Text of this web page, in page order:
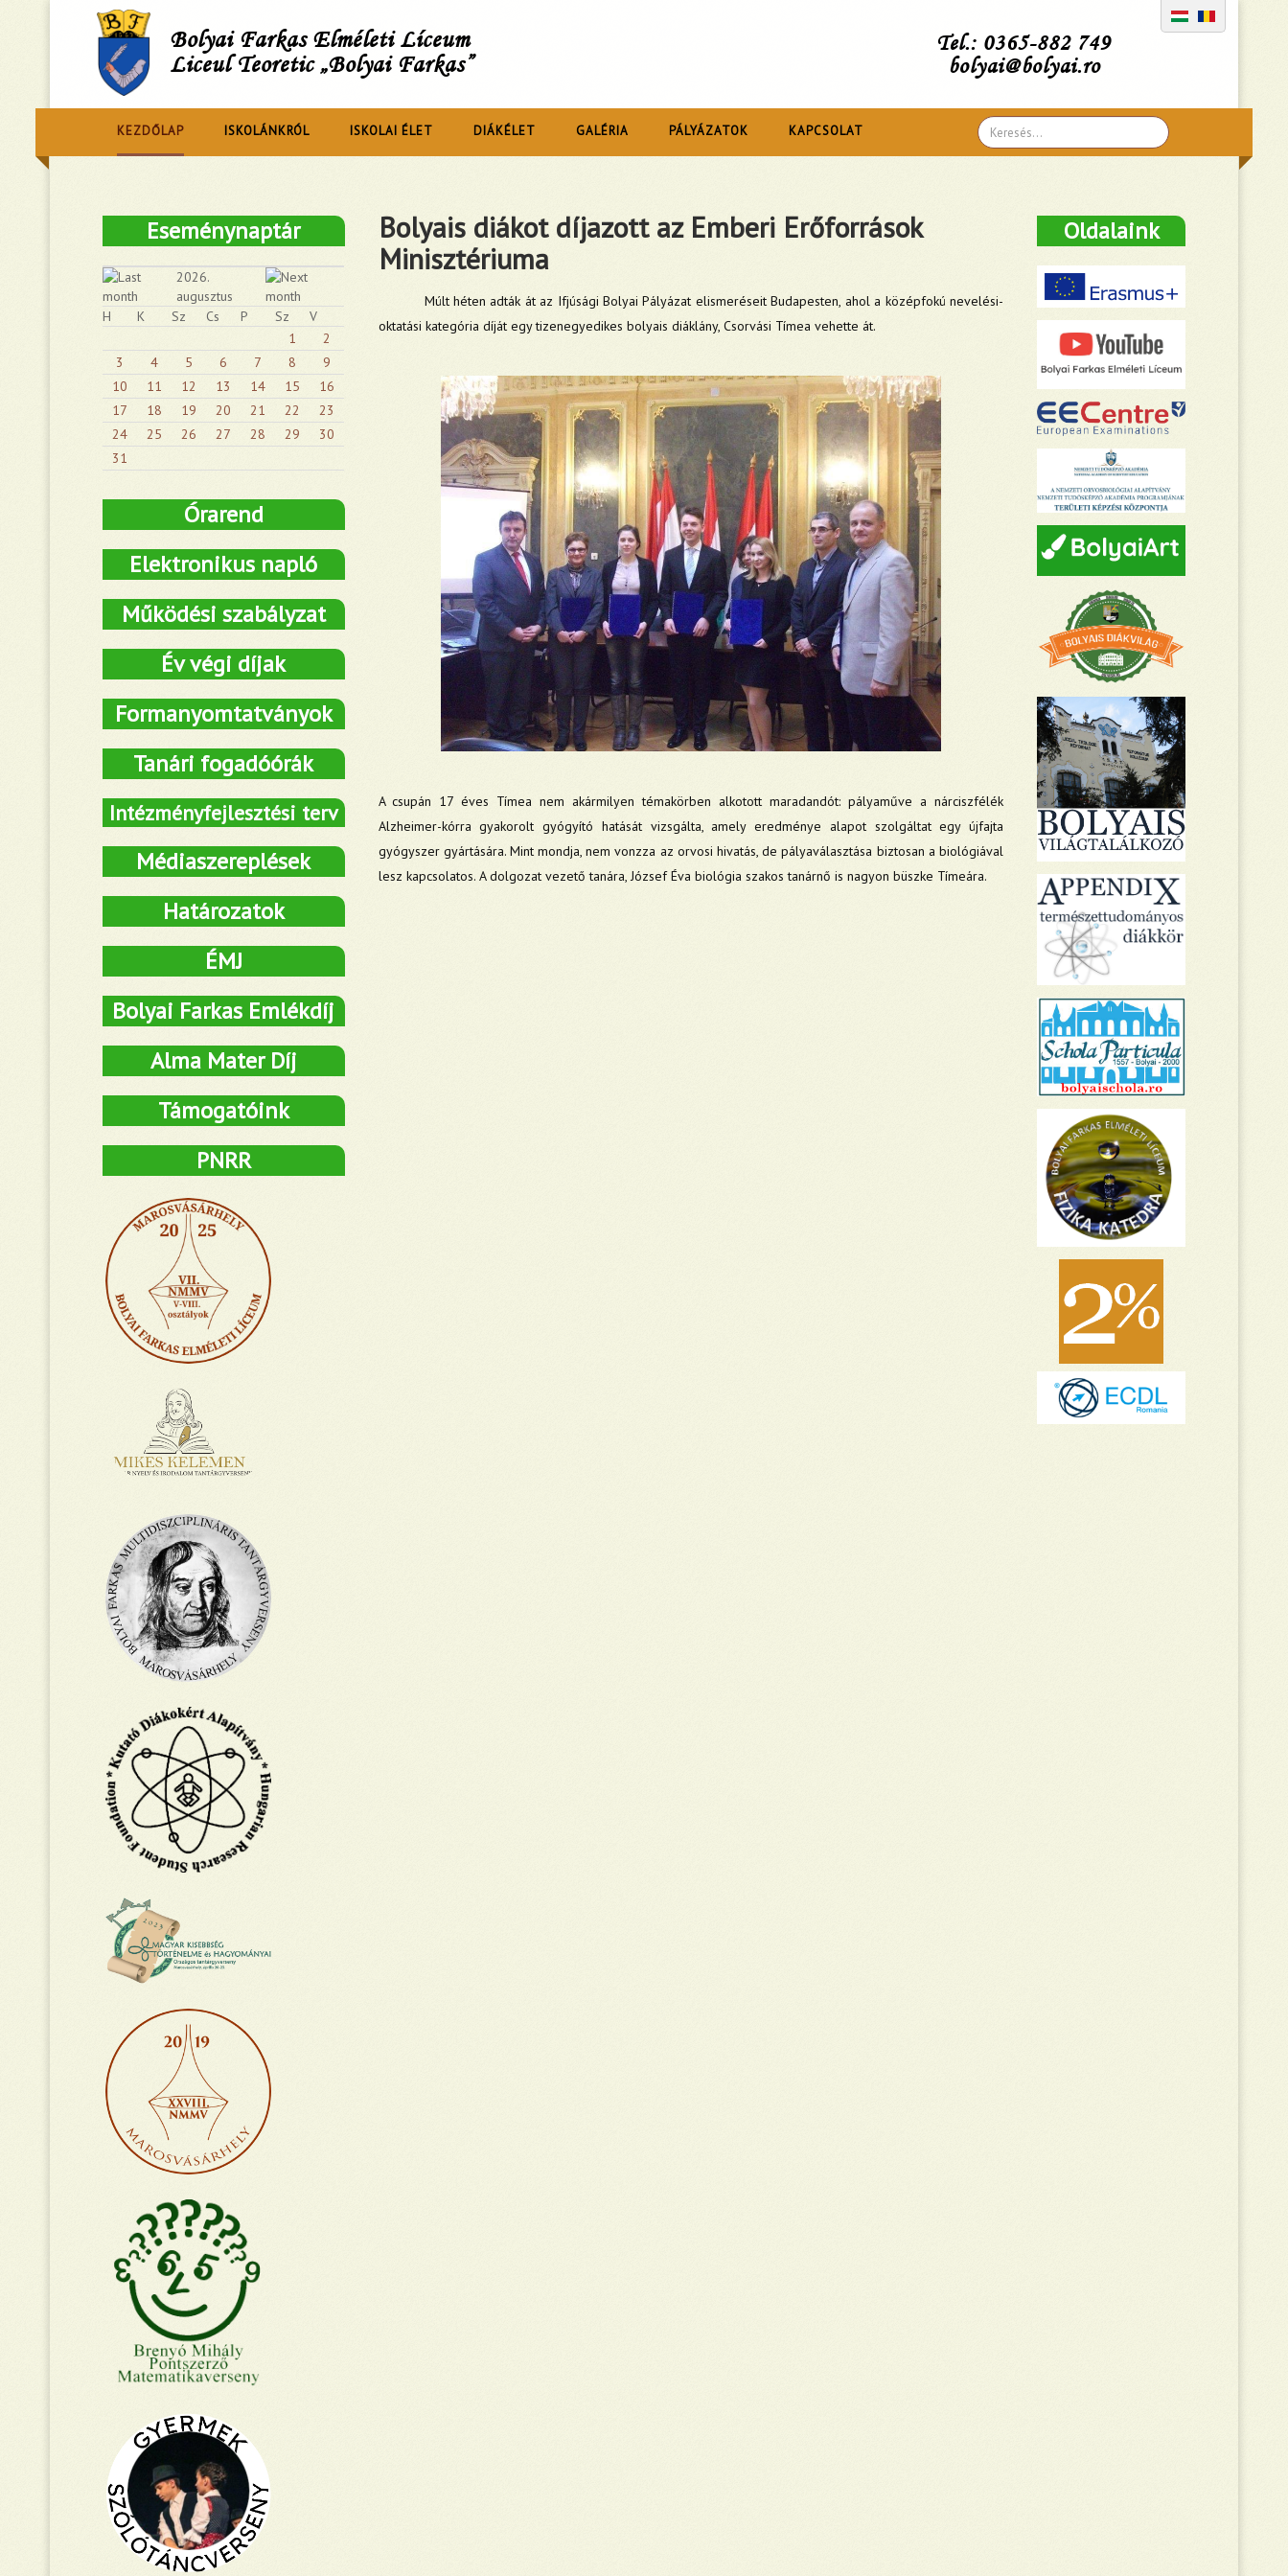
Bolyai Farkas Elméleti Líceum
Liceul Teoretic „Bolyai Farkas”
Tel.: 0365-882 749
bolyai@bolyai.ro
Search
...
KEZDŐLAP ISKOLÁNKRÓL ISKOLAI ÉLET DIÁKÉLET GALÉRIA PÁLYÁZATOK KAPCSOLAT
Bolyais diákot díjazott az Emberi Erőforrások
Minisztériuma
Múlt héten adták át az Ifjúsági Bolyai Pályázat elismeréseit Budapesten, ahol a középfokú nevelési-
oktatási kategória díját egy tizenegyedikes bolyais diáklány, Csorvási Tímea vehette át.
A csupán 17 éves Tímea nem akármilyen témakörben alkotott maradandót: pályaműve a nárciszfélék
Alzheimer-kórra gyakorolt gyógyító hatását vizsgálta, amely eredménye alapot szolgáltat egy újfajta
gyógyszer gyártására. Mint mondja, nem vonzza az orvosi hivatás, de pályaválasztása biztosan a biológiával
lesz kapcsolatos. A dolgozat vezető tanára, József Éva biológia szakos tanárnő is nagyon büszke Tímeára.
Eseménynaptár
2026.
augusztus
H
K Sz Cs P Sz
V
1
2
3
4 5 6 7 8
9
10
11 12 13 14 15
16
17
18 19 20 21 22
23
24
25 26 27 28 29
30
31
Órarend
Elektronikus napló
Működési szabályzat
Év végi díjak
Formanyomtatványok
Tanári fogadóórák
Intézményfejlesztési terv
Médiaszereplések
Határozatok
ÉMJ
Bolyai Farkas Emlékdíj
Alma Mater Díj
Támogatóink
PNRR
Oldalaink